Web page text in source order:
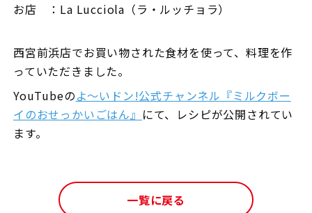
お店 ：La Lucciola（ラ・ルッチョラ）
西宮前浜店でお買い物された食材を使って、料理を作
っていただきました。
YouTubeのよ〜いドン!公式チャンネル『ミルクボー
イのおせっかいごはん』 にて、レシピが公開されてい
ます。
一覧に戻る